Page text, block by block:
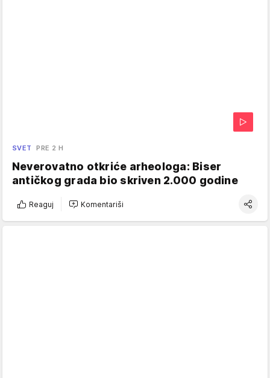
SVET PRE 2 H
Neverovatno otkriće arheologa: Biser
antičkog grada bio skriven 2.000 godine
Reaguj Komentariši